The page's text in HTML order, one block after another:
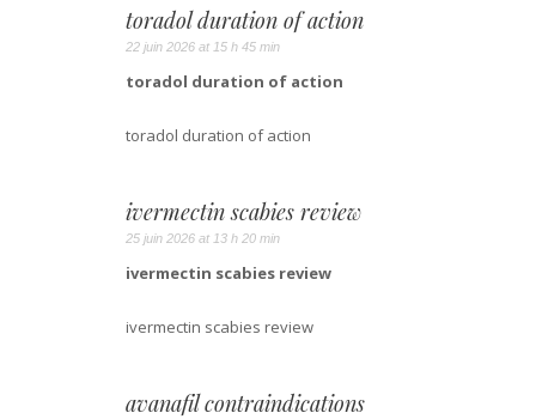
toradol duration of action
22 juin 2026 at 15 h 45 min
toradol duration of action
toradol duration of action
ivermectin scabies review
25 juin 2026 at 13 h 20 min
ivermectin scabies review
ivermectin scabies review
avanafil contraindications